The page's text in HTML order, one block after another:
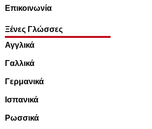
Επικοινωνία
Ξένες Γλώσσες
Αγγλικά
Γαλλικά
Γερμανικά
Ισπανικά
Ρωσσικά